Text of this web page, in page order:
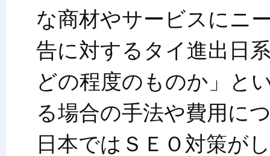
な商材やサービスにニ
告に対するタイ進出日
どの程度のものか」と
る場合の手法や費用に
日本ではＳＥＯ対策が